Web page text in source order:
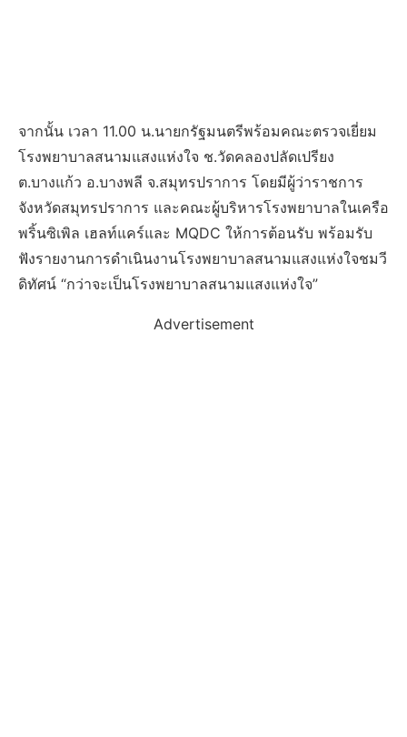
จากนั้น เวลา 11.00 น.นายกรัฐมนตรีพร้อมคณะตรวจเยี่ยม
โรงพยาบาลสนามแสงแห่งใจ ช.วัดคลองปลัดเปรียง
ต.บางแก้ว อ.บางพลี จ.สมุทรปราการ โดยมีผู้ว่าราชการ
จังหวัดสมุทรปราการ และคณะผู้บริหารโรงพยาบาลในเครือ
พริ้นซิเพิล เฮลท์แคร์และ MQDC ให้การต้อนรับ พร้อมรับ
ฟังรายงานการดำเนินงานโรงพยาบาลสนามแสงแห่งใจชมวี
ดิทัศน์ “กว่าจะเป็นโรงพยาบาลสนามแสงแห่งใจ”
Advertisement